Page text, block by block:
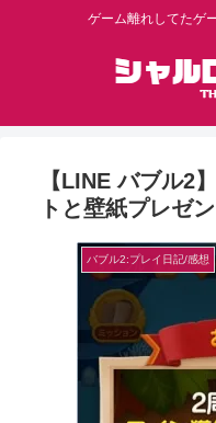
ゲーム離れしてたゲ
【LINE バブル2
トと壁紙プレゼ
バブル2:プレイ日記/感想